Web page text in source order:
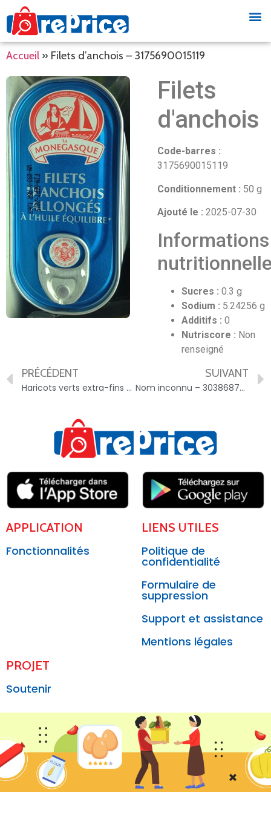
Accueil » Filets d’anchois – 3175690015119
Filets
d'anchois
Code-barres :
3175690015119
Conditionnement : 50 g
Ajouté le : 2025-07-30
Informations
Sucres : 0.3 g
Sodium : 5.24256 g
Additifs : 0
Nutriscore : Non
renseigné
PRÉCÉDENT
Haricots verts extra-fins – 3560070540631
SUIVANT
Nom inconnu – 3038687007514
APPLICATION
Fonctionnalités
LIENS UTILES
Politique de
confidentialité
Formulaire de
suppression
Support et assistance
Mentions légales
PROJET
Soutenir